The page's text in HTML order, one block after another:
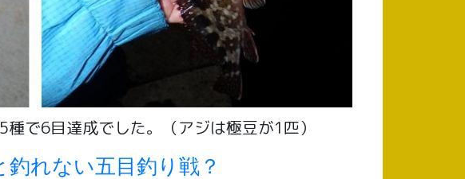
で6目達成でした。（アジは極豆が1匹）
れない五目釣り戦？